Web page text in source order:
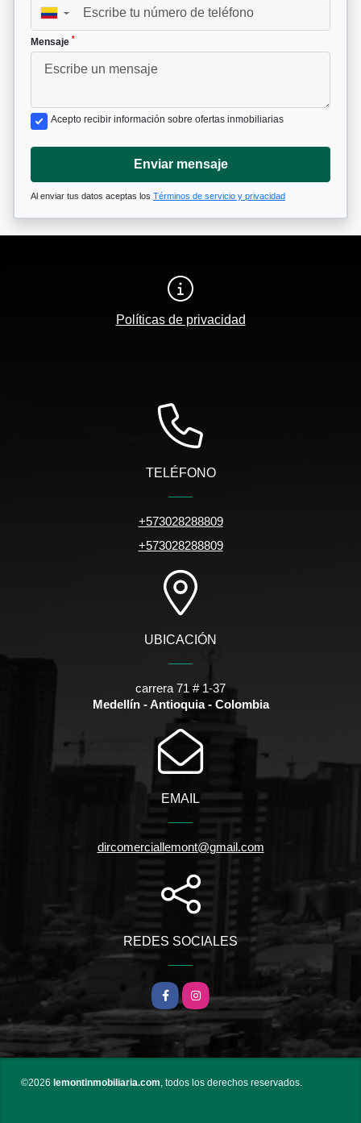
▼
Mensaje *
Acepto recibir información sobre ofertas inmobiliarias
Enviar mensaje
Al enviar tus datos aceptas los Términos de servicio y privacidad
Políticas de privacidad
TELÉFONO
+573028288809
+573028288809
UBICACIÓN
carrera 71 # 1-37
Medellín - Antioquia - Colombia
EMAIL
dircomerciallemont@gmail.com
REDES SOCIALES
Facebook
Instagram
©2026 lemontinmobiliaria.com , todos los derechos reservados.